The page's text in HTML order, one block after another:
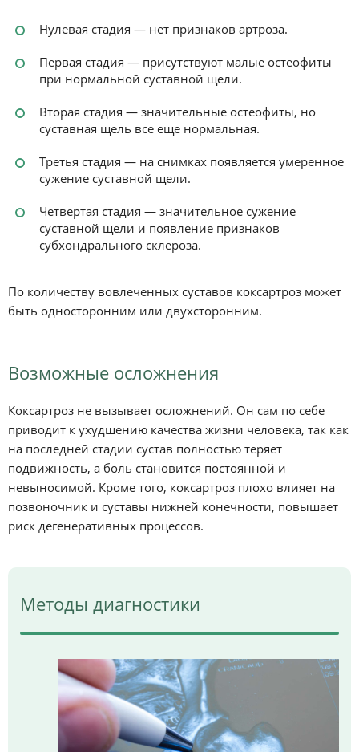
Нулевая стадия — нет признаков артроза.
Первая стадия — присутствуют малые остеофиты
при нормальной суставной щели.
Вторая стадия — значительные остеофиты, но
суставная щель все еще нормальная.
Третья стадия — на снимках появляется умеренное
сужение суставной щели.
Четвертая стадия — значительное сужение
суставной щели и появление признаков
субхондрального склероза.
По количеству вовлеченных суставов коксартроз может
быть односторонним или двухсторонним.
Возможные осложнения
Коксартроз не вызывает осложнений. Он сам по себе
приводит к ухудшению качества жизни человека, так как
на последней стадии сустав полностью теряет
подвижность, а боль становится постоянной и
невыносимой. Кроме того, коксартроз плохо влияет на
позвоночник и суставы нижней конечности, повышает
риск дегенеративных процессов.
Методы диагностики